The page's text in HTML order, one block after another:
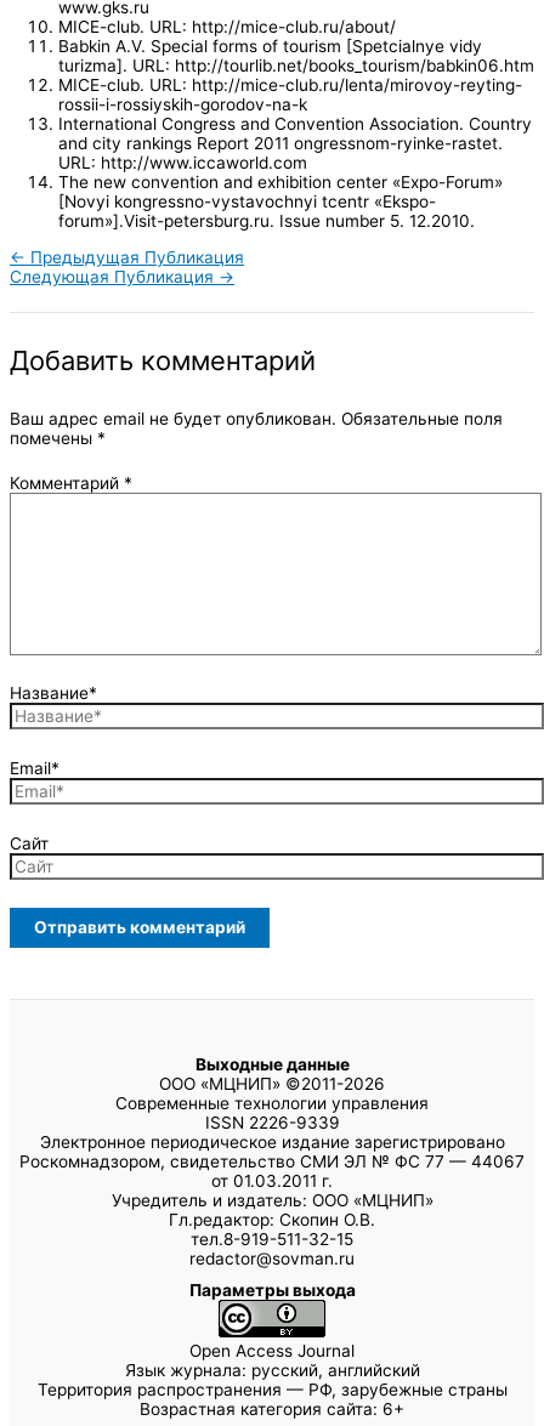
www.gks.ru
MICE-club. URL: http://mice-club.ru/about/
Babkin A.V. Special forms of tourism [Spetcialnye vidy
turizma]. URL: http://tourlib.net/books_tourism/babkin06.htm
MICE-club. URL: http://mice-club.ru/lenta/mirovoy-reyting-
rossii-i-rossiyskih-gorodov-na-k
International Congress and Convention Association. Country
and city rankings Report 2011 ongressnom-ryinke-rastet.
URL: http://www.iccaworld.com
The new convention and exhibition center «Expo-Forum»
[Novyi kongressno-vystavochnyi tcentr «Ekspo-
forum»].Visit-petersburg.ru. Issue number 5. 12.2010.
← Предыдущая Публикация
Следующая Публикация →
Добавить комментарий
Ваш адрес email не будет опубликован. Обязательные поля
помечены *
Комментарий *
Название*
Email*
Сайт
Выходные данные
ООО «МЦНИП» ©2011-2026
Современные технологии управления
ISSN 2226-9339
Электронное периодическое издание зарегистрировано
Роскомнадзором, свидетельство СМИ ЭЛ № ФС 77 — 44067
от 01.03.2011 г.
Учредитель и издатель: ООО «МЦНИП»
Гл.редактор: Скопин О.В.
тел.8-919-511-32-15
redactor@sovman.ru
Параметры выхода
Open Access Journal
Язык журнала: русский, английский
Территория распространения — РФ, зарубежные страны
Возрастная категория сайта: 6+